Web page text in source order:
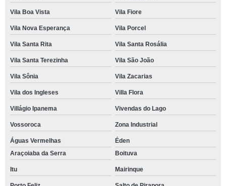
Vila Boa Vista Vila Fiore
Vila Nova Esperança Vila Porcel
Vila Santa Rita Vila Santa Rosália
Vila Santa Terezinha Vila São João
Vila Sônia Vila Zacarias
Vila dos Ingleses Villa Flora
Villágio Ipanema Vivendas do Lago
Vossoroca Zona Industrial
Águas Vermelhas
Éden
Araçoiaba da Serra
Boituva
Itu Mairinque